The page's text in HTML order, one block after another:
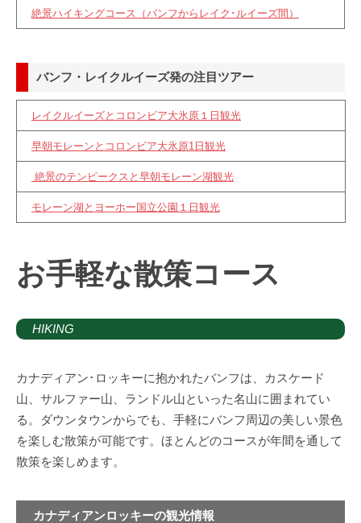
絶景ハイキングコース（バンフからレイク･ルイーズ間）
バンフ・レイクルイーズ発の注目ツアー
レイクルイーズとコロンビア大氷原１日観光
早朝モレーンとコロンビア大氷原1日観光
絶景のテンピークスと早朝モレーン湖観光
モレーン湖とヨーホー国立公園１日観光
お手軽な散策コース
HIKING
カナディアン･ロッキーに抱かれたバンフは、カスケード
山、サルファー山、ランドル山といった名山に囲まれてい
る。ダウンタウンからでも、手軽にバンフ周辺の美しい景色
を楽しむ散策が可能です。ほとんどのコースが年間を通して
散策を楽しめます。
カナディアンロッキーの観光情報